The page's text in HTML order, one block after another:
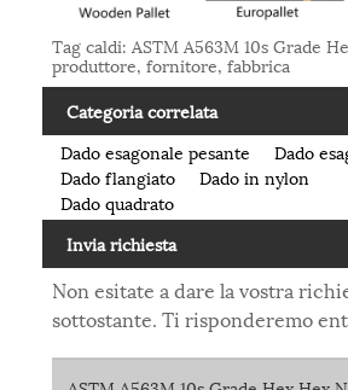
Tag caldi: ASTM A563M 10s Grade
produttore, fornitore, fabbrica
Categoria correlata
Dado esagonale pesante
Dado
Dado flangiato
Dado in nylon
Dado quadrato
Invia richiesta
Non esitate a dare la vostra
sottostante. Ti risponderemo